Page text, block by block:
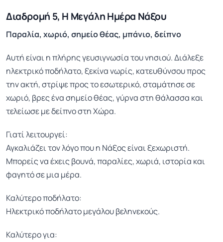
Διαδρομή 5, Η Μεγάλη Ημέρα Νάξου
Παραλία, χωριό, σημείο θέας, μπάνιο, δείπνο
Αυτή είναι η πλήρης γευσιγνωσία του νησιού. Διάλεξε
ηλεκτρικό ποδήλατο, ξεκίνα νωρίς, κατευθύνσου προς
την ακτή, στρίψε προς το εσωτερικό, σταμάτησε σε
χωριό, βρες ένα σημείο θέας, γύρνα στη θάλασσα και
τελείωσε με δείπνο στη Χώρα.
Γιατί λειτουργεί:
Αγκαλιάζει τον λόγο που η Νάξος είναι ξεχωριστή.
Μπορείς να έχεις βουνά, παραλίες, χωριά, ιστορία και
φαγητό σε μια μέρα.
Καλύτερο ποδήλατο:
Ηλεκτρικό ποδήλατο μεγάλου βεληνεκούς.
Καλύτερο για: